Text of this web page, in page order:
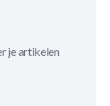
je artikelen